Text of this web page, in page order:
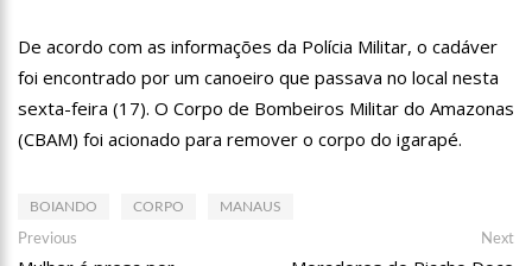
18:08 Com quase 300 mil votos para o Senado em 2018, Hissa é
recebido por multidão na zona Sul de Manaus
Hissa Abrahão dispara e deve ser o primeiro no Avante à
Câmara Federal
21:55 Hissa Abrahão fala em oportunidades para feirantes no
22:45 Hissa Abrahão tem candidatura deferida pela Justiça Eleitoral
De acordo com as informações da Polícia Militar, o cadáver
foi encontrado por um canoeiro que passava no local nesta
sexta-feira (17). O Corpo de Bombeiros Militar do Amazonas
(CBAM) foi acionado para remover o corpo do igarapé.
BOIANDO CORPO MANAUS
Navegação
Previous
post:
Next